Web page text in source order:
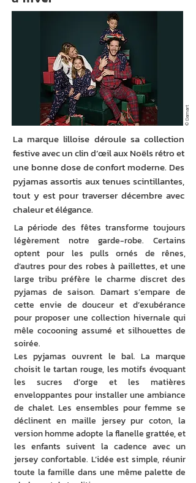
© Damart
La période des fêtes transforme toujours
légèrement notre garde-robe. Certains
optent pour les pulls ornés de rênes,
d’autres pour des robes à paillettes, et une
large tribu préfère le charme discret des
pyjamas de saison. Damart s’empare de
cette envie de douceur et d’exubérance
pour proposer une collection hivernale qui
mêle cocooning assumé et silhouettes de
soirée.
Les pyjamas ouvrent le bal. La marque
choisit le tartan rouge, les motifs évoquant
les sucres d’orge et les matières
enveloppantes pour installer une ambiance
de chalet. Les ensembles pour femme se
déclinent en maille jersey pur coton, la
version homme adopte la flanelle grattée, et
les enfants suivent la cadence avec un
jersey confortable. L’idée est simple, réunir
toute la famille dans une même palette de
La marque lilloise déroule sa collection
festive avec un clin d’œil aux Noëls rétro et
une bonne dose de confort moderne. Des
pyjamas assortis aux tenues scintillantes,
tout y est pour traverser décembre avec
chaleur et élégance.